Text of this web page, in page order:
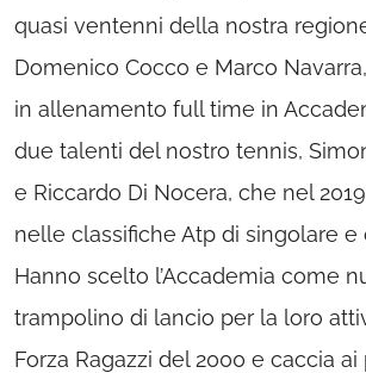
quasi ventenni della nostra
Domenico Cocco e Marco
in allenamento full time in
due talenti del nostro tennis,
e Riccardo Di Nocera, che nel
nelle classifiche Atp di singolare e
Hanno scelto l’Accademia come
trampolino di lancio per la loro
Forza Ragazzi del 2000 e caccia